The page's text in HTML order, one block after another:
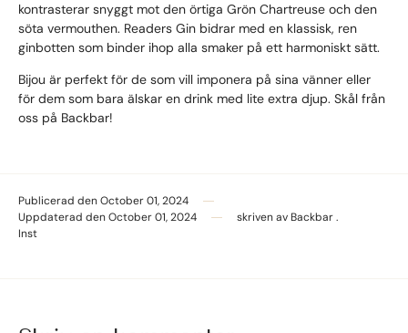
kontrasterar snyggt mot den örtiga Grön Chartreuse och den
söta vermouthen. Readers Gin bidrar med en klassisk, ren
ginbotten som binder ihop alla smaker på ett harmoniskt sätt.
Bijou är perfekt för de som vill imponera på sina vänner eller
för dem som bara älskar en drink med lite extra djup. Skål från
oss på Backbar!
Publicerad denOctober 01, 2024
Uppdaterad denOctober 01, 2024 skriven av Backbar .
Inst
Instagram